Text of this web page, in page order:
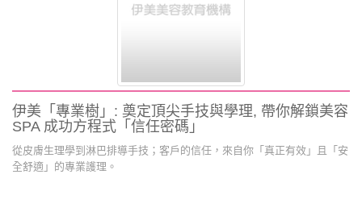
伊美「專業樹」: 奠定頂尖手技與學理, 帶你解鎖美容
SPA 成功方程式「信任密碼」
從皮膚生理學到淋巴排導手技；客戶的信任，來自你「真正有效」且「安
全舒適」的專業護理。